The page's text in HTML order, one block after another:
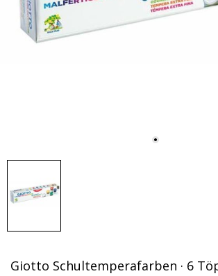
Giotto Schultemperafarben · 6